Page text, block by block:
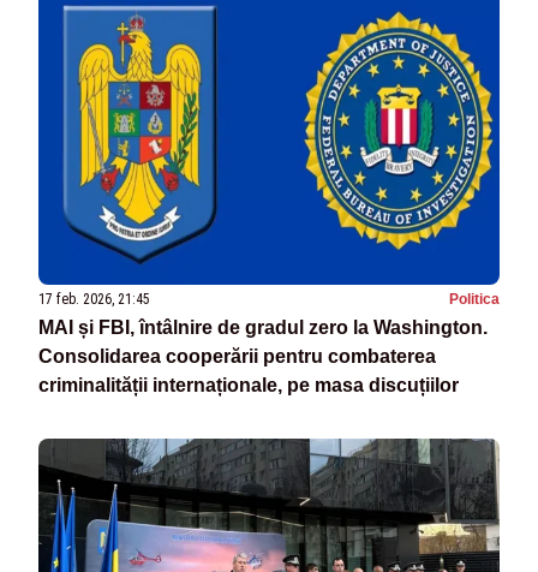
17 feb. 2026, 21:45 Politica
MAI și FBI, întâlnire de gradul zero la Washington.
Consolidarea cooperării pentru combaterea
criminalității internaționale, pe masa discuțiilor